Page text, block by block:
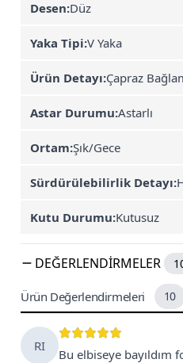
Desen:Düz
Yaka Tipi:V Yaka
Ürün Detayı:Çapraz
Astar Durumu:Astarlı
Ortam:Şık/Gece
Sürdürülebilirlik Detayı:
Kutu Durumu:Kutusuz
DEĞERLENDIRMELER
Ürün Değerlendirmeleri 10
RI
Bu elbiseye bayıldım